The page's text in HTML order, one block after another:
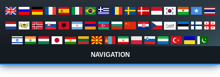
NAVIGATION